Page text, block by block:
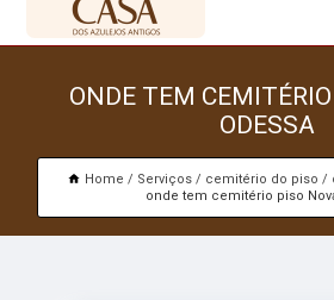
ONDE TEM
ODESSA
Home Serviços cemitério do piso
onde tem cemitério piso